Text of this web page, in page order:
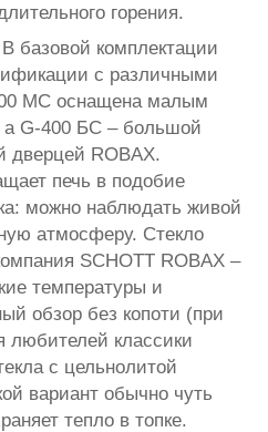
горения.
В базовой комплектации
с различными
МС оснащена малым
G-400 БС – большой
дверцей ROBAX.
печь в подобие
можно наблюдать живой
атмосферу. Стекло
SCHOTT ROBAX –
температуры и
обзор без копоти (при
любителей классики
с цельнолитой
вариант обычно чуть
тепло в топке.